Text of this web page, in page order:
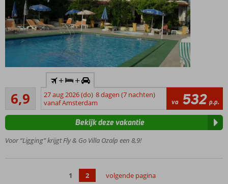
Toplocatie
vlakbij het
centrum
haven
vertoeven
6,9
Ruim voldoende
34
beoordelingen
+ +
27 aug 2026 (do) 8 dagen (7 nachten)
vanaf Amsterdam
va 532 p.p.
Voor “Ligging” krijgt Fly & Go Villa Ozalp een 8,9!
Bekijk deze vakantie
1 2 volgende pagina